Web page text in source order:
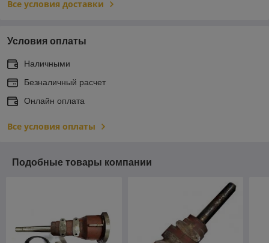
Все условия доставки
Условия оплаты
Наличными
Безналичный расчет
Онлайн оплата
Все условия оплаты
Подобные товары компании